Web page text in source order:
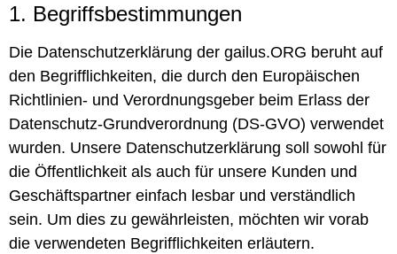
1. Begriffsbestimmungen
Die Datenschutzerklärung der gailus.ORG beruht auf
den Begrifflichkeiten, die durch den Europäischen
Richtlinien- und Verordnungsgeber beim Erlass der
Datenschutz-Grundverordnung (DS-GVO) verwendet
wurden. Unsere Datenschutzerklärung soll sowohl für
die Öffentlichkeit als auch für unsere Kunden und
Geschäftspartner einfach lesbar und verständlich
sein. Um dies zu gewährleisten, möchten wir vorab
die verwendeten Begrifflichkeiten erläutern.